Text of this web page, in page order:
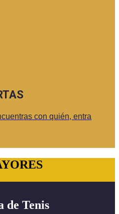
con quién, entra
de Tenis